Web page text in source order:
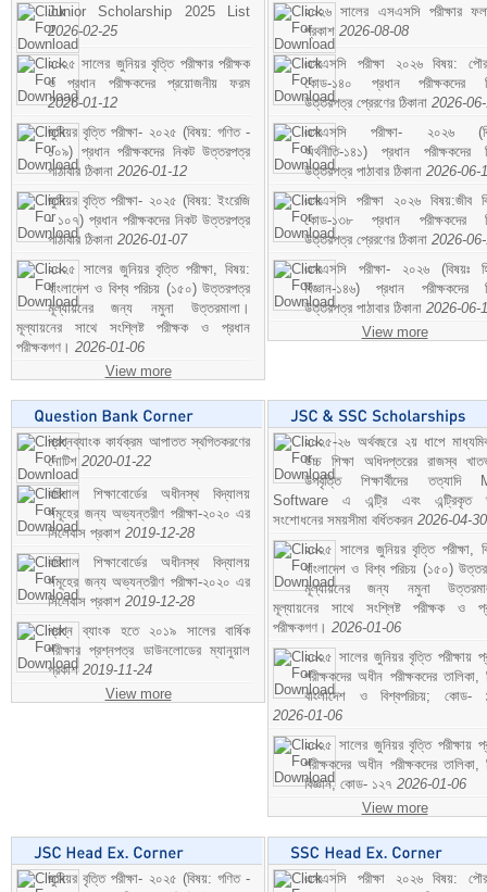
Junior Scholarship 2025 List
2026-02-25
২০২৫ সালের জুনিয়র বৃত্তি পরীক্ষার পরীক্ষক
ও প্রধান পরীক্ষকদের প্রয়োজনীয় ফরম
2026-01-12
জুনিয়র বৃত্তি পরীক্ষা- ২০২৫ (বিষয়: গণিত -
১০৯) প্রধান পরীক্ষকদের নিকট উত্তরপত্র
পাঠাবার ঠিকানা 2026-01-12
জুনিয়র বৃত্তি পরীক্ষা- ২০২৫ (বিষয়: ইংরেজি
- ১০৭) প্রধান পরীক্ষকদের নিকট উত্তরপত্র
পাঠাবার ঠিকানা 2026-01-07
২০২৫ সালের জুনিয়র বৃত্তি পরীক্ষা, বিষয়:
বাংলাদেশ ও বিশ্ব পরিচয় (১৫০) উত্তরপত্র
মূল্যায়নের জন্য নমুনা উত্তরমালা।
মূল্যায়নের সাথে সংশ্লিষ্ট পরীক্ষক ও প্রধান
পরীক্ষকগণ। 2026-01-06
View more
২০২৬ সালের এসএসসি পরীক্ষার
প্রকাশ 2026-08-08
এসএসসি পরীক্ষা ২০২৬ বিষয়:
কোড-১৪০ প্রধান পরীক্ষকদের
উত্তরপত্র প্রেরণের ঠিকানা 2026-
এসএসসি পরীক্ষা- ২০২৬
অর্থনীতি-১৪১) প্রধান পরীক্ষকদের
উত্তরপত্র পাঠাবার ঠিকানা 2026-06-
এসএসসি পরীক্ষা ২০২৬ বিষয়:জীব
কোড-১৩৮ প্রধান পরীক্ষকদের
উত্তরপত্র প্রেরণের ঠিকানা 2026-
এসএসসি পরীক্ষা- ২০২৬ (বিষয়ঃ
বিজ্ঞান-১৪৬) প্রধান পরীক্ষকদের
উত্তরপত্র পাঠাবার ঠিকানা 2026-06-
View more
প্রশ্নব্যাংক কার্যক্রম আপাতত স্থগিতকরণের
নোটিশ 2020-01-22
বরিশাল শিক্ষাবোর্ডের অধীনস্থ বিদ্যালয়
সমূহের জন্য অভ্যন্তরীণ পরীক্ষা-২০২০ এর
সিলেবাস প্রকাশ 2019-12-28
বরিশাল শিক্ষাবোর্ডের অধীনস্থ বিদ্যালয়
সমূহের জন্য অভ্যন্তরীণ পরীক্ষা-২০২০ এর
সিলেবাস প্রকাশ 2019-12-28
প্রশ্ন ব্যাংক হতে ২০১৯ সালের বার্ষিক
পরীক্ষার প্রশ্নপত্র ডাউনলোডের ম্যানুয়াল
প্রকাশ 2019-11-24
View more
২০২৫-২৬ অর্থবছরে ২য় ধাপে
উচ্চ শিক্ষা অধিদপ্তরের রাজস্ব
উপবৃত্তি শিক্ষার্থীদের তত্যাদি
Software এ এন্ট্রি এবং এন্ট্রিকৃত
সংশোধনের সময়সীমা বর্ধিতকরন 2026-04-30
২০২৫ সালের জুনিয়র বৃত্তি পরীক্ষা,
বাংলাদেশ ও বিশ্ব পরিচয় (১৫০)
মূল্যায়নের জন্য নমুনা
মূল্যায়নের সাথে সংশ্লিষ্ট পরীক্ষক ও
পরীক্ষকগণ। 2026-01-06
২০২৫ সালের জুনিয়র বৃত্তি পরীক্ষায়
পরীক্ষকদের অধীন পরীক্ষকদের তালিকা,
বাংলাদেশ ও বিশ্বপরিচয়; কোড-
2026-01-06
২০২৫ সালের জুনিয়র বৃত্তি পরীক্ষায়
পরীক্ষকদের অধীন পরীক্ষকদের তালিকা,
বিজ্ঞান; কোড- ১২৭ 2026-01-06
View more
জুনিয়র বৃত্তি পরীক্ষা- ২০২৫ (বিষয়: গণিত -
এসএসসি পরীক্ষা ২০২৬ বিষয়: